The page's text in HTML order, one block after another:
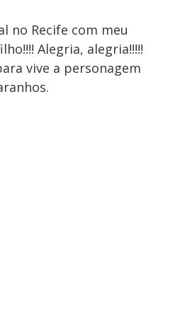
no Recife com meu
Alegria, alegria!!!!!
vive a personagem